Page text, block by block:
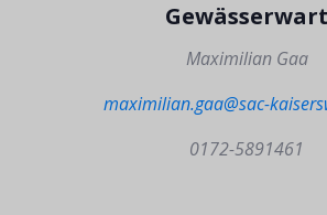
Gewässerwart
Maximilian Gaa
maximilian.gaa@sac-
0172-5891461